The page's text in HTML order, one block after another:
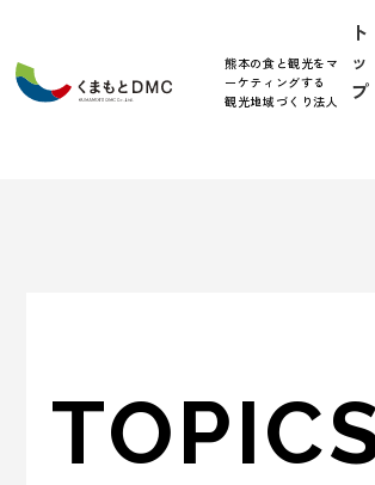
熊本の食と観光をマ
ーケティングする
観光地域づくり法人
ト
ッ
プ